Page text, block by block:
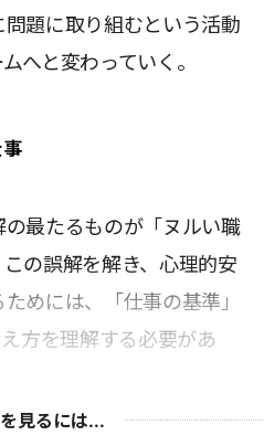
題に取り組むという活動
へと変わっていく。
の最たるものが「ヌルい職
の誤解を解き、心理的安
めには、「仕事の基準」
方を理解する必要があ
見るには...